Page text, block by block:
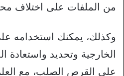
من الملفات على اختلاف
وكذلك، يمكنك استخدامه
الخارجية وتحديد واستعادة
على القرص الصلب، مع